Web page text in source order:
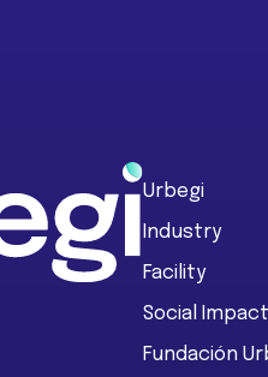
Urbegi
Industry
Facility
Social Impact
Fundación